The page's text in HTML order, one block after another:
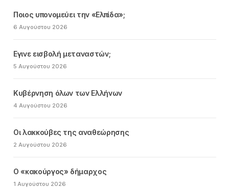
Ποιος υπονομεύει την «Ελπίδα»;
6 Αυγούστου 2026
Εγινε εισβολή μεταναστών;
5 Αυγούστου 2026
Κυβέρνηση όλων των Ελλήνων
4 Αυγούστου 2026
Οι λακκούβες της αναθεώρησης
2 Αυγούστου 2026
Ο «κακούργος» δήμαρχος
1 Αυγούστου 2026